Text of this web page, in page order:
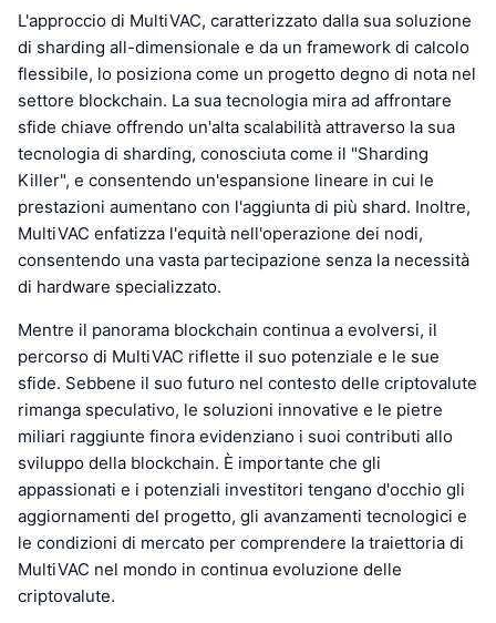
L'approccio di MultiVAC, caratterizzato dalla sua soluzione
di sharding all-dimensionale e da un framework di calcolo
flessibile, lo posiziona come un progetto degno di nota nel
settore blockchain. La sua tecnologia mira ad affrontare
sfide chiave offrendo un'alta scalabilità attraverso la sua
tecnologia di sharding, conosciuta come il "Sharding
Killer", e consentendo un'espansione lineare in cui le
prestazioni aumentano con l'aggiunta di più shard. Inoltre,
MultiVAC enfatizza l'equità nell'operazione dei nodi,
consentendo una vasta partecipazione senza la necessità
di hardware specializzato.
Mentre il panorama blockchain continua a evolversi, il
percorso di MultiVAC riflette il suo potenziale e le sue
sfide. Sebbene il suo futuro nel contesto delle criptovalute
rimanga speculativo, le soluzioni innovative e le pietre
miliari raggiunte finora evidenziano i suoi contributi allo
sviluppo della blockchain. È importante che gli
appassionati e i potenziali investitori tengano d'occhio gli
aggiornamenti del progetto, gli avanzamenti tecnologici e
le condizioni di mercato per comprendere la traiettoria di
MultiVAC nel mondo in continua evoluzione delle
criptovalute.